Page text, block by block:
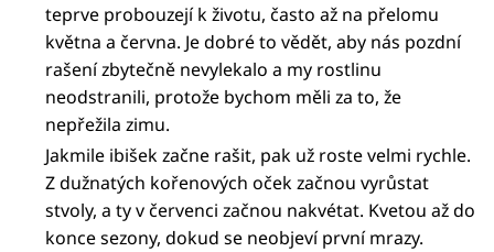
teprve probouzejí k životu, často až na přelomu
května a června. Je dobré to vědět, aby nás pozdní
rašení zbytečně nevylekalo a my rostlinu
neodstranili, protože bychom měli za to, že
nepřežila zimu.
Jakmile ibišek začne rašit, pak už roste velmi rychle.
Z dužnatých kořenových oček začnou vyrůstat
stvoly, a ty v červenci začnou nakvétat. Kvetou až do
konce sezony, dokud se neobjeví první mrazy.